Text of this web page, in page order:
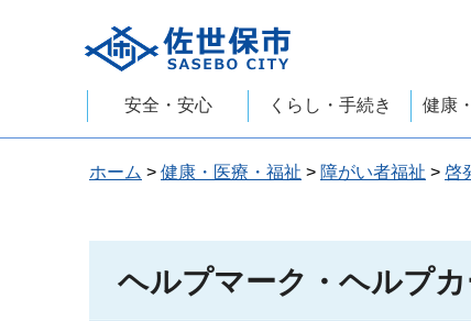
佐世保市
安全・安心 くらし・手続き 健康
ホーム > 健康・医療・福祉 > 障がい者福祉 > 啓
ヘルプマーク・ヘルプ